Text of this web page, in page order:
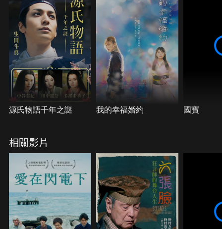
源氏物語千年之謎 我的幸福婚約 國寶
相關影片